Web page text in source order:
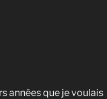
années que je voulais